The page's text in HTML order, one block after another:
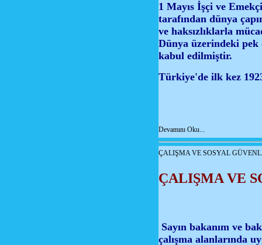
1 Mayıs İşçi ve
tarafından dünya
ve haksızlıklarla
Dünya üzerindeki
kabul edilmiştir.
Türkiye'de ilk kez
Devamını Oku...
ÇALIŞMA VE SOSYAL
ÇALIŞMA VE
Sayın bakanım ve
çalışma alanlarında